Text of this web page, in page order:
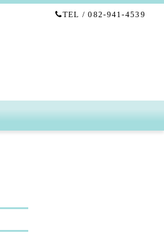
TEL / 082-941-4539